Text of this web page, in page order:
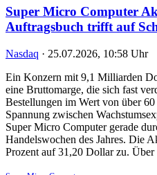
Super Micro Computer
Auftragsbuch trifft auf
Nasdaq · 25.07.2026, 10:58 Uhr
Ein Konzern mit 9,1 Milliarden
eine Bruttomarge, die sich fast
Bestellungen im Wert von über
Spannung zwischen
Super Micro Computer gerade
Handelswochen des Jahres. Die
Prozent auf 31,20 Dollar zu.